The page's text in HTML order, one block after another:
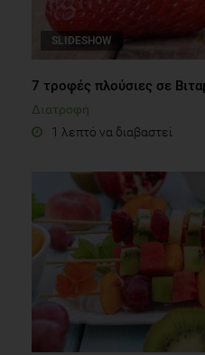
SLIDESHOW
7 τροφές πλούσιες σε
Διατροφή
1 λεπτό να διαβαστεί